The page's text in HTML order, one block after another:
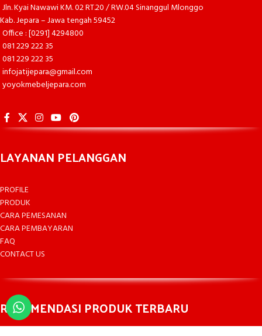
Jln. Kyai Nawawi KM. 02 RT.20 / RW.04 Sinanggul Mlonggo
Kab. Jepara – Jawa tengah 59452
Office : [0291] 4294800
081 229 222 35
081 229 222 35
infojatijepara@gmail.com
yoyokmebeljepara.com
LAYANAN PELANGGAN
PROFILE
PRODUK
CARA PEMESANAN
CARA PEMBAYARAN
FAQ
CONTACT US
REKOMENDASI PRODUK TERBARU